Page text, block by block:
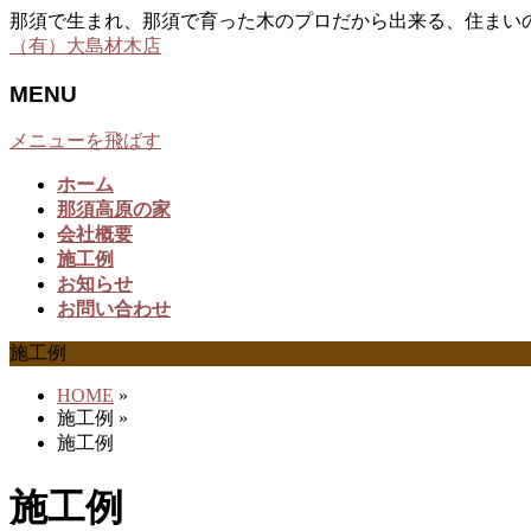
那須で生まれ、那須で育った木のプロだから出来る、住まい
（有）大島材木店
MENU
メニューを飛ばす
ホーム
那須高原の家
会社概要
施工例
お知らせ
お問い合わせ
施工例
HOME »
施工例 »
施工例
施工例